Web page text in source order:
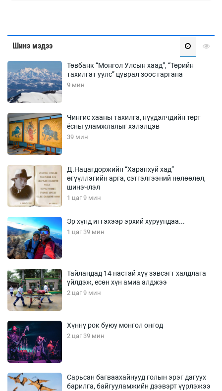
Шинэ мэдээ
Төвбанк “Монгол Улсын хаад”, “Төрийн
тахилгат уулс” цуврал зоос гаргана
9 мин
Чингис хааны тахилга, нүүдэлчдийн төрт
ёсны уламжлалыг хэлэлцэв
39 мин
Д.Нацагдоржийн “Харанхуй хад”
өгүүллэгийн арга, сэтгэлгээний нөлөөлөл,
шинэчлэл
1 цаг 9 мин
Эр хүнд итгэхээр эрхий хуруундаа...
1 цаг 39 мин
Тайландад 14 настай хүү зэвсэгт халдлага
үйлдэж, есөн хүн амиа алджээ
2 цаг 9 мин
Хүннү рок буюу монгол онгод
2 цаг 39 мин
Сарьсан багваахайнууд голын эрэг дагуух
барилга, байгууламжийн дээвэрт үүрлэжээ